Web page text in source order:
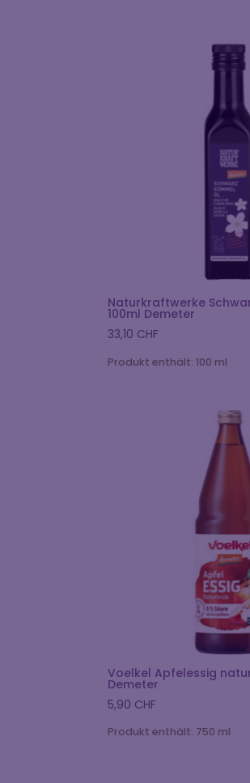
Naturkraftwerke
100ml Demeter
33,10 CHF
Produkt enthält: 100 ml
Voelkel Apfelessig
Demeter
5,90 CHF
Produkt enthält: 750 ml